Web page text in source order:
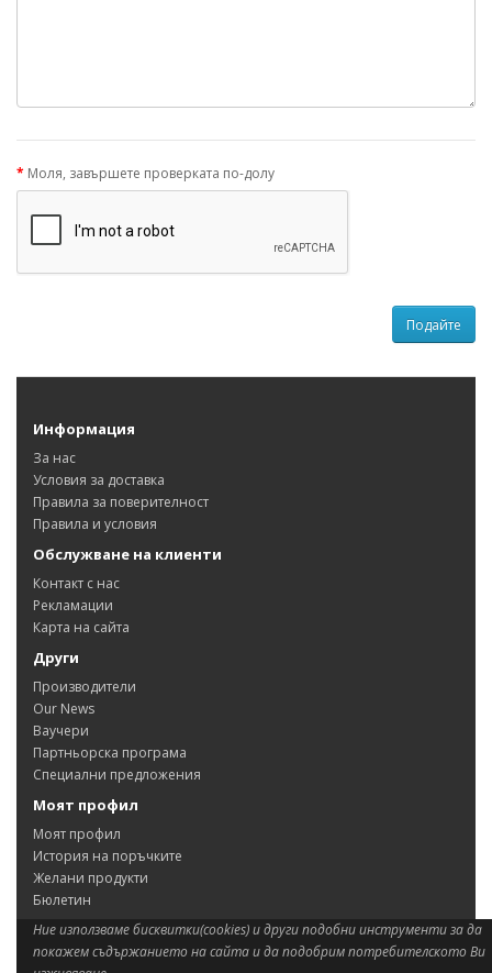
Моля, завършете проверката по-долу
Информация
За нас
Условия за доставка
Правила за поверителност
Правила и условия
Обслужване на клиенти
Контакт с нас
Рекламации
Карта на сайта
Други
Производители
Our News
Ваучери
Партньорска програма
Специални предложения
Моят профил
Моят профил
История на поръчките
Желани продукти
Бюлетин
Ние използваме бисквитки(cookies) и други подобни инструменти за да
покажем съдържанието на сайта и да подобрим потребителското Ви